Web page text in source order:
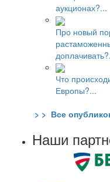
аукционах?...
Про новый
Что
Европы?...
> > Все
Наши